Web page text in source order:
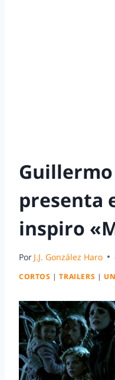
presenta
inspiro
Por J.J. González Haro
CORTOS |TRAILERS |